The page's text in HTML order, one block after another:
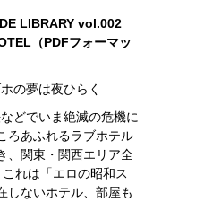
LIBRARY vol.002
（PDFフォーマッ
の夢は夜ひらく
どでいま絶滅の危機に
ろあふれるラブホテル
、関東・関西エリア全
れは「エロの昭和ス
しないホテル、部屋も